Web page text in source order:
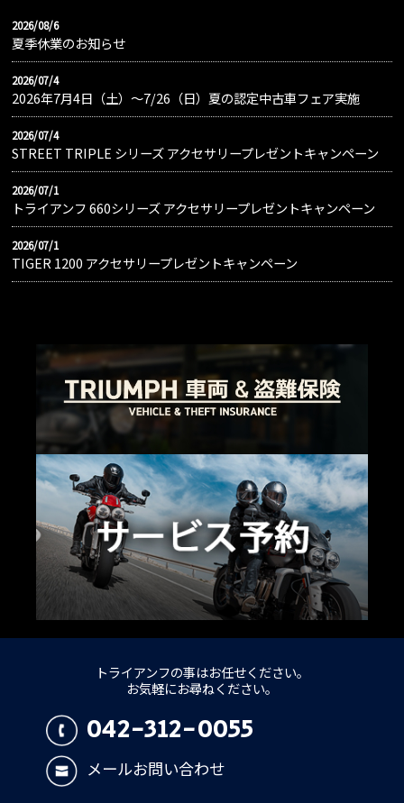
2026/08/6
夏季休業のお知らせ
2026/07/4
2026年7月4日（土）〜7/26（日）夏の認定中古車フェア実施
2026/07/4
STREET TRIPLE シリーズ アクセサリープレゼントキャンペーン
2026/07/1
トライアンフ 660シリーズ アクセサリープレゼントキャンペーン
2026/07/1
TIGER 1200 アクセサリープレゼントキャンペーン
トライアンフの事はお任せください。
お気軽にお尋ねください。
042-312-0055
メールお問い合わせ